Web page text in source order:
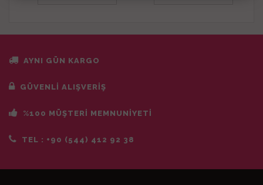
AYNI GÜN KARGO
GÜVENLİ ALIŞVERİŞ
%100 MÜŞTERİ MEMNUNİYETİ
TEL : +90 (544) 412 92 38